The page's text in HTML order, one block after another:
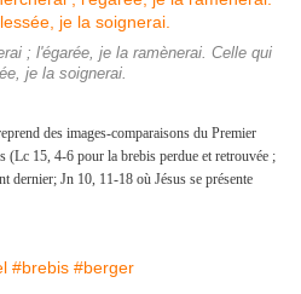
; l'égarée, je la ramènerai. Celle qui
je la soignerai.
des images-comparaisons du Premier
(Lc 15, 4-6 pour la brebis perdue et retrouvée ;
dernier; Jn 10, 11-18 où Jésus se présente
#brebis #berger